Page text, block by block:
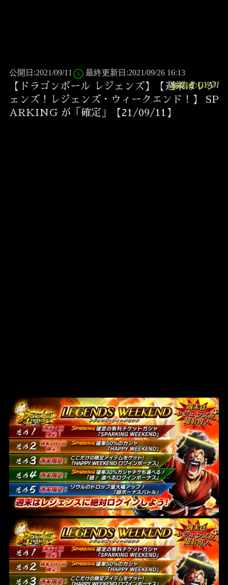
公開日:2021/09/11 access_time 最終更新日:2021/09/26 16:13
【ドラゴンボール レジェンズ】【週末はレジ
ェンズ！レジェンズ・ウィークエンド！】 SP
ARKING が「確定」【21/09/11】
編集者:OYAJI